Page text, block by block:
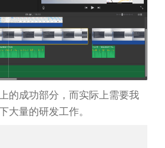
的成功部分，而实际上需要我
大量的研发工作。